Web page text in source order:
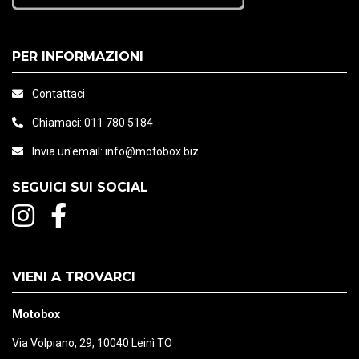
Visiera solare con sistema di facile rimozione
Guarnizione visiera a doppia iniezione
Visiera a visione massima (Max Vision)
Resistente ai graffi
Resistente ai raggi UV
Sistema di sgancio rapido della visiera
PER INFORMAZIONI
Contattaci
Chiamaci: 011 780 5184
Invia un'email: info@motobox.biz
SEGUICI SUI SOCIAL
VIENI A TROVARCI
Motobox
Via Volpiano, 29, 10040 Leinì TO